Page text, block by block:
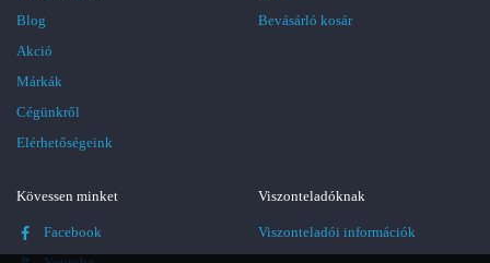
Blog
Akció
Márkák
Cégünkről
Elérhetőségeink
Bevásárló kosár
Kövessen minket
Facebook
Viszonteladóknak
Viszonteladói információk